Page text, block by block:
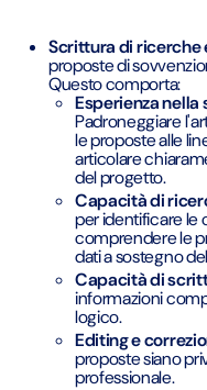
Scrittura di ricerche
proposte di
Questo comporta:
Esperienza nella
Padroneggiare
le proposte alle
articolare
del progetto.
Capacità di
per identificare le
comprendere le
dati a sostegno
Capacità di
informazioni
logico.
Editing e
proposte siano
professionale.